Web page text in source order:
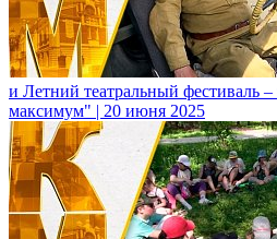
и Летний театральный фестиваль
максимум" | 20 июня 2025